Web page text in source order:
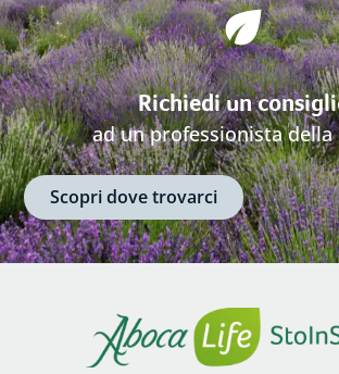
Richiedi un
ad un professionista della
Scopri dove trovarci